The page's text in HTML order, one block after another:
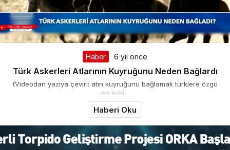
Haber 6 yıl önce
Türk Askerleri Atlarının Kuyruğunu Neden Bağlardı
(Videodan yazıya çeviri: atın kuyruğunu bağlamak türklere özgü
en eski...
Haberi Oku